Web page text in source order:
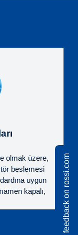
olmak üzere,
beslemesi
uygun
kapalı,
Share feedback on rossi.com